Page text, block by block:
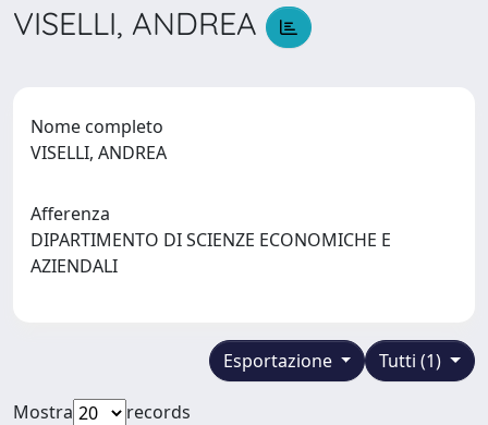
VISELLI, ANDREA
Nome completo
VISELLI, ANDREA
Afferenza
DIPARTIMENTO DI SCIENZE ECONOMICHE E
AZIENDALI
Tutti (1)
Esportazione
Mostra
records